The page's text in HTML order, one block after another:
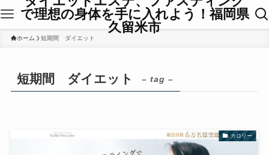
で理想の身体を手に入れよう！福岡県
久留米市
ホーム 短期間 ダイエット
短期間 ダイエット – tag –
カロリー